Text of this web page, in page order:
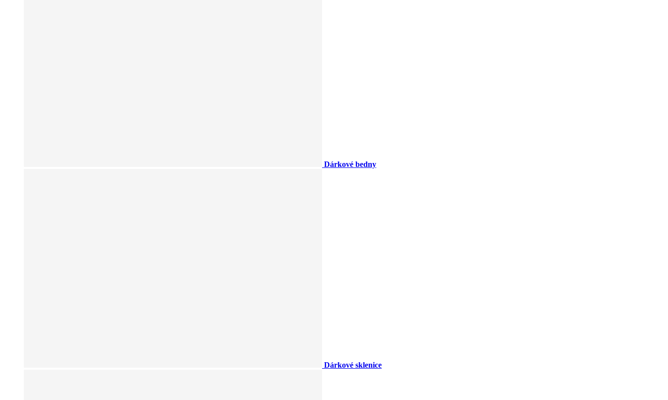
Dárkové bedny
Dárkové sklenice